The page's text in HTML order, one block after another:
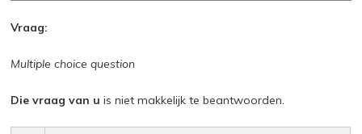
Vraag:
Multiple choice question
Die vraag van u is niet makkelijk te beantwoorden.